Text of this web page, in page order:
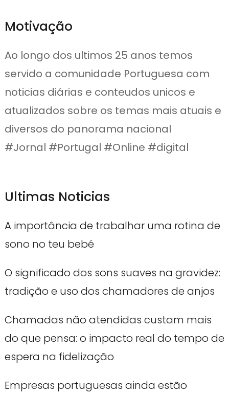
Motivação
Ao longo dos ultimos 25 anos temos
servido a comunidade Portuguesa com
noticias diárias e conteudos unicos e
atualizados sobre os temas mais atuais e
diversos do panorama nacional
#Jornal #Portugal #Online #digital
Ultimas Noticias
A importância de trabalhar uma rotina de
sono no teu bebé
O significado dos sons suaves na gravidez:
tradição e uso dos chamadores de anjos
Chamadas não atendidas custam mais
do que pensa: o impacto real do tempo de
espera na fidelização
Empresas portuguesas ainda estão